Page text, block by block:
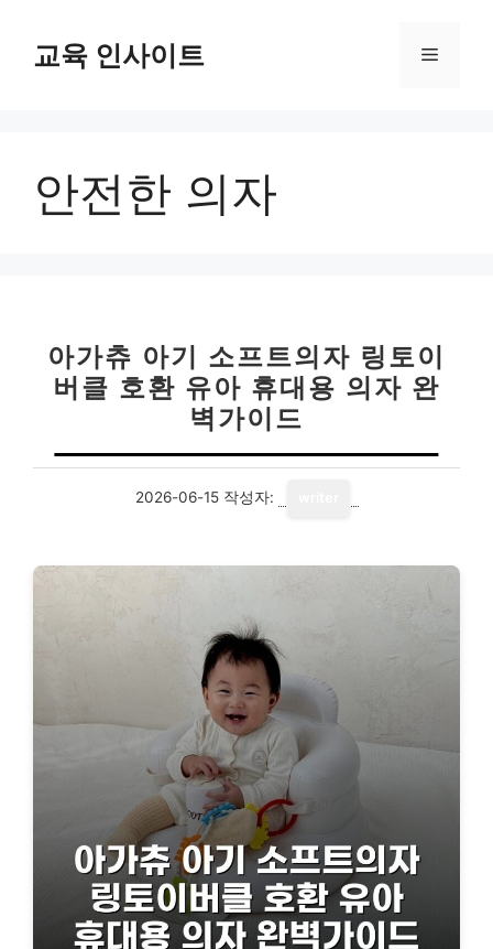
교육 인사이트 메
안전한 의자
아가츄 아기 소프트의자 링토이
버클 호환 유아 휴대용 의자 완
벽가이드
2026-06-15 작성자: